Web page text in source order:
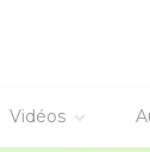
Vidéos